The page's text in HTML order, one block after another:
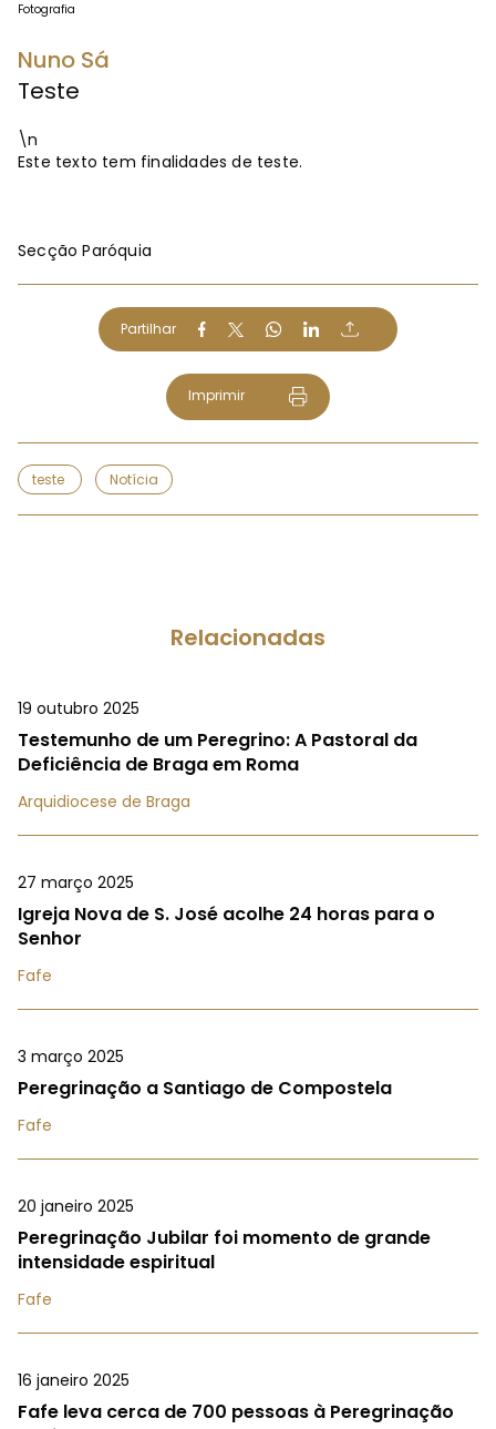
Fotografia
Nuno Sá
Teste
\n
Este texto tem finalidades de teste.
Secção Paróquia
Partilhar
Imprimir
teste Notícia
Relacionadas
19 outubro 2025
Testemunho de um Peregrino: A Pastoral da
Deficiência de Braga em Roma
Arquidiocese de Braga
27 março 2025
Igreja Nova de S. José acolhe 24 horas para o
Senhor
Fafe
3 março 2025
Peregrinação a Santiago de Compostela
Fafe
20 janeiro 2025
Peregrinação Jubilar foi momento de grande
intensidade espiritual
Fafe
16 janeiro 2025
Fafe leva cerca de 700 pessoas à Peregrinação